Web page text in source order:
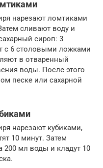
нарезают ломтиками
сливают воду и
сироп: 3
с 6 столовыми ложками
в отваренный
воды. После этого
песке или сахарной
нарезают кубиками,
10 минут. Затем
200 мл воды и кладут 10